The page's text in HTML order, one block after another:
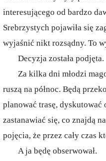
interesującego od bardzo
Srebrzystych pojawiła się
wyjaśnić nikt rozsądny. To
Decyzja została podjęta.
Za kilka dni młodzi
ruszą na północ. Będą
planować trasę, dyskutować
zastanawiać się, co znajdą
pojęcia, że przez cały czas
A ja będę obserwował.